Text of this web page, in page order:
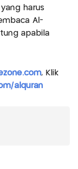
yang harus
Al-
apabila
, Klik
alquran